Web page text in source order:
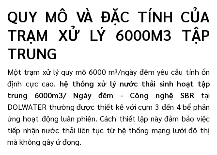
QUY MÔ VÀ ĐẶC TÍNH CỦA
TRẠM XỬ LÝ 6000M3 TẬP
TRUNG
Một trạm xử lý quy mô 6000 m³/ngày đêm yêu cầu tính ổn
định cực cao. hệ thống xử lý nước thải sinh hoạt tập
trung 6000m3/ Ngày đêm - Công nghệ SBR tại
DOLWATER thường được thiết kế với cụm 3 đến 4 bể phản
ứng hoạt động luân phiên. Cách thiết lập này đảm bảo việc
tiếp nhận nước thải liên tục từ hệ thống mạng lưới đô thị
mà không gây ứ đọng.